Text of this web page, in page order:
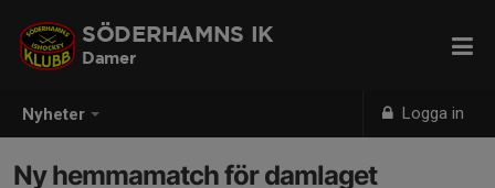
Nyheter Logga in
SÖDERHAMNS IK
Damer
Ny hemmamatch för damlaget